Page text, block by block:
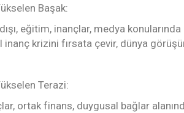
Başak:
eğitim, inançlar, medya
inanç krizini fırsata çevir, dünya
Terazi:
ortak finans, duygusal bağlar